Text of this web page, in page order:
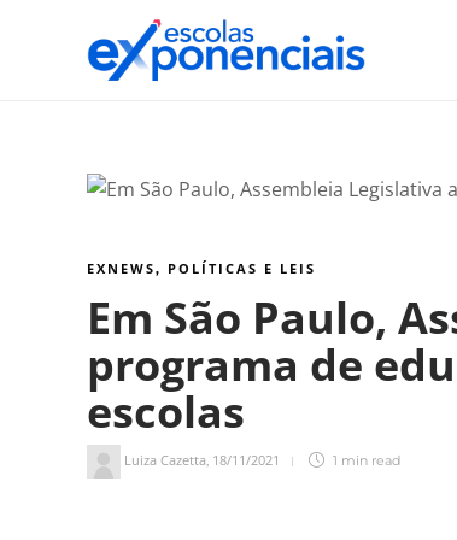
EXNEWS, POLÍTICAS E LEIS
Em São Paulo,
programa de
escolas
Luiza Cazetta, 18/11/2021 1 min read